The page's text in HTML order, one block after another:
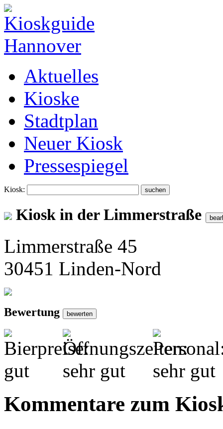
Aktuelles
Kioske
Stadtplan
Neuer Kiosk
Pressespiegel
Kiosk:
Kiosk in der Limmerstraße
Limmerstraße 45
30451 Linden-Nord
Bewertung
Kommentare zum